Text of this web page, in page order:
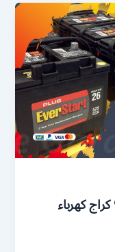
بنشر عبد الله المبارك 99007355 كراج كهرباء